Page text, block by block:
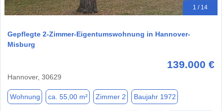
1 / 14
Gepflegte 2-Zimmer-Eigentumswohnung in Hannover-
Misburg
139.000 €
Hannover, 30629
Wohnung ca. 55,00 m² Zimmer 2 Baujahr 1972